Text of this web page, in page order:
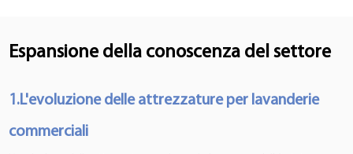
Espansione della conoscenza del settore
1.L'evoluzione delle attrezzature per lavanderie
commerciali